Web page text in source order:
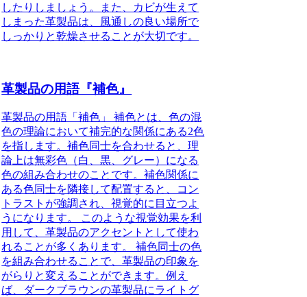
したりしましょう。また、カビが生えて
しまった革製品は、風通しの良い場所で
しっかりと乾燥させることが大切です。
革製品の用語『補色』
革製品の用語「補色」 補色とは、色の混
色の理論において補完的な関係にある2色
を指します。補色同士を合わせると、理
論上は無彩色（白、黒、グレー）になる
色の組み合わせのことです。補色関係に
ある色同士を隣接して配置すると、コン
トラストが強調され、視覚的に目立つよ
うになります。 このような視覚効果を利
用して、革製品のアクセントとして使わ
れることが多くあります。 補色同士の色
を組み合わせることで、革製品の印象を
がらりと変えることができます。例え
ば、ダークブラウンの革製品にライトグ